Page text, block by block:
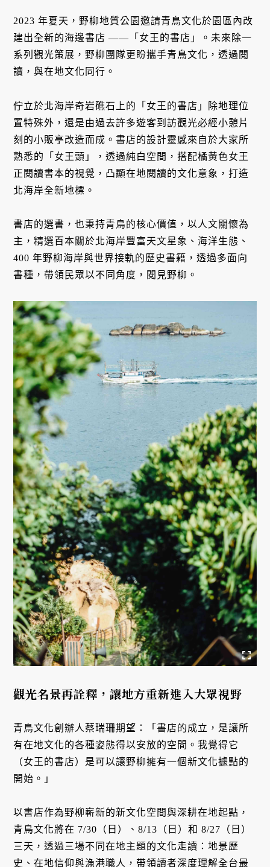
2023 年夏天，野柳地質公園邀請青鳥文化於園區內改
建出全新的海邊書店 ——「女王的書店」。未來除一
系列觀光策展，野柳團隊更盼攜手青鳥文化，透過閱
讀，與在地文化同行。
佇立於北海岸奇岩礁石上的「女王的書店」除地理位
置特殊外，還是由過去許多遊客到訪觀光必經小憩片
刻的小販亭改造而成。書店的設計靈感來自於大家所
熟悉的「女王頭」，透過純白空間，搭配橘黃色女王
正閱讀書本的視覺，凸顯在地閱讀的文化意象，打造
北海岸全新地標。
書店的選書，也秉持青鳥的核心價值，以人文關懷為
主，精選百本關於北海岸豐富天文星象、海洋生態、
400 年野柳海岸與世界接軌的歷史書籍，透過多面向
書種，帶領民眾以不同角度，閱見野柳。
觀光名景再詮釋，讓地方重新進入大眾視野
青鳥文化創辦人蔡瑞珊期望：「書店的成立，是讓所
有在地文化的各種姿態得以安放的空間。我覺得它
（女王的書店）是可以讓野柳擁有一個新文化據點的
開始。」
以書店作為野柳嶄新的新文化空間與深耕在地起點，
青鳥文化將在 7/30（日）、8/13（日）和 8/27（日）
三天，透過三場不同在地主題的文化走讀：地景歷
史、在地信仰與漁港職人，帶領讀者深度理解全台最